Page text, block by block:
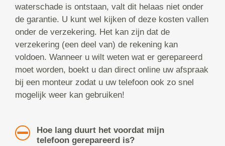
waterschade is ontstaan, valt dit helaas niet onder
de garantie. U kunt wel kijken of deze kosten vallen
onder de verzekering. Het kan zijn dat de
verzekering (een deel van) de rekening kan
voldoen. Wanneer u wilt weten wat er gerepareerd
moet worden, boekt u dan direct online uw afspraak
bij een monteur zodat u uw telefoon ook zo snel
mogelijk weer kan gebruiken!
Hoe lang duurt het voordat mijn
telefoon gerepareerd is?